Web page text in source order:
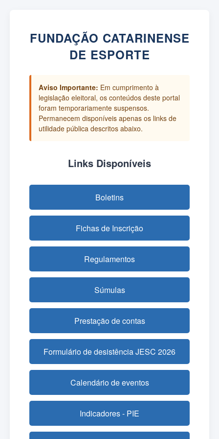
FUNDAÇÃO CATARINENSE
DE ESPORTE
Aviso Importante: Em cumprimento à
legislação eleitoral, os conteúdos deste portal
foram temporariamente suspensos.
Permanecem disponíveis apenas os links de
utilidade pública descritos abaixo.
Links Disponíveis
Boletins
Fichas de Inscrição
Regulamentos
Súmulas
Prestação de contas
Formulário de desistência JESC 2026
Calendário de eventos
Indicadores - PIE